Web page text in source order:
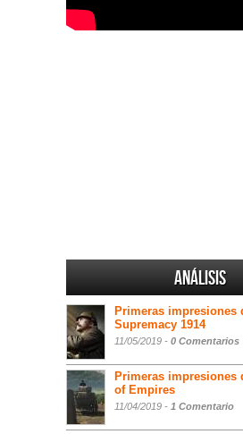
Análisis
Primeras impresiones
Supremacy 1914
11/05/2019 - 0 Comentarios
Primeras impresiones
of Empires
11/04/2019 - 1 Comentario